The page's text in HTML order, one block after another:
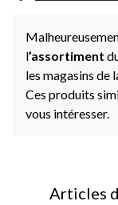
l’assortiment
les magasins de
Ces produits
vous intéresser.
Articles